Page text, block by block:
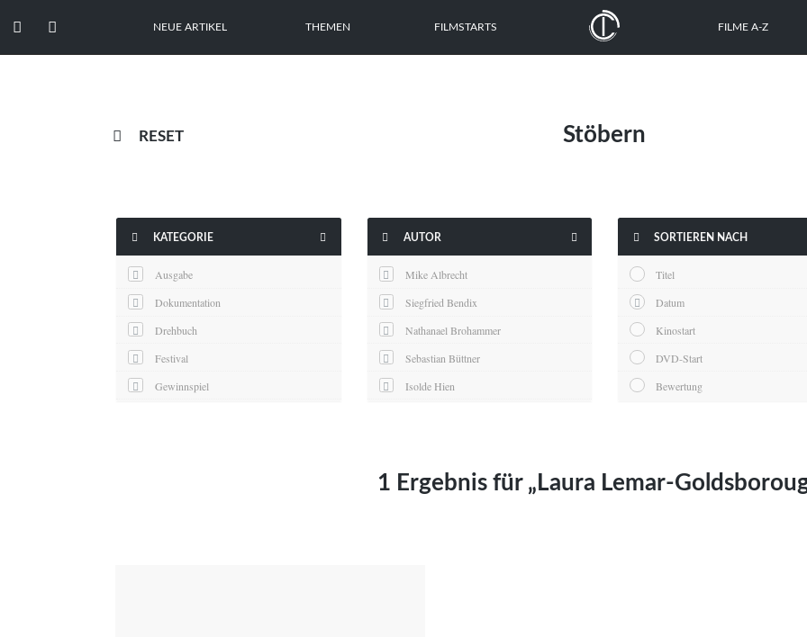
  NEUE ARTIKEL THEMEN FILMSTARTS FILME A-Z
 RESET Stöbern
 KATEGORIE 
Ausgabe
Dokumentation
Drehbuch
Festival
Gewinnspiel
 AUTOR 
Mike Albrecht
Siegfried Bendix
Nathanael Brohammer
Sebastian Büttner
Isolde Hien
Kilian Kleinbauer
Maximilian Kosing
 SORTIEREN NACH
Titel
Datum
Kinostart
DVD-Start
Bewertung
1 Ergebnis für „Laura Lemar-